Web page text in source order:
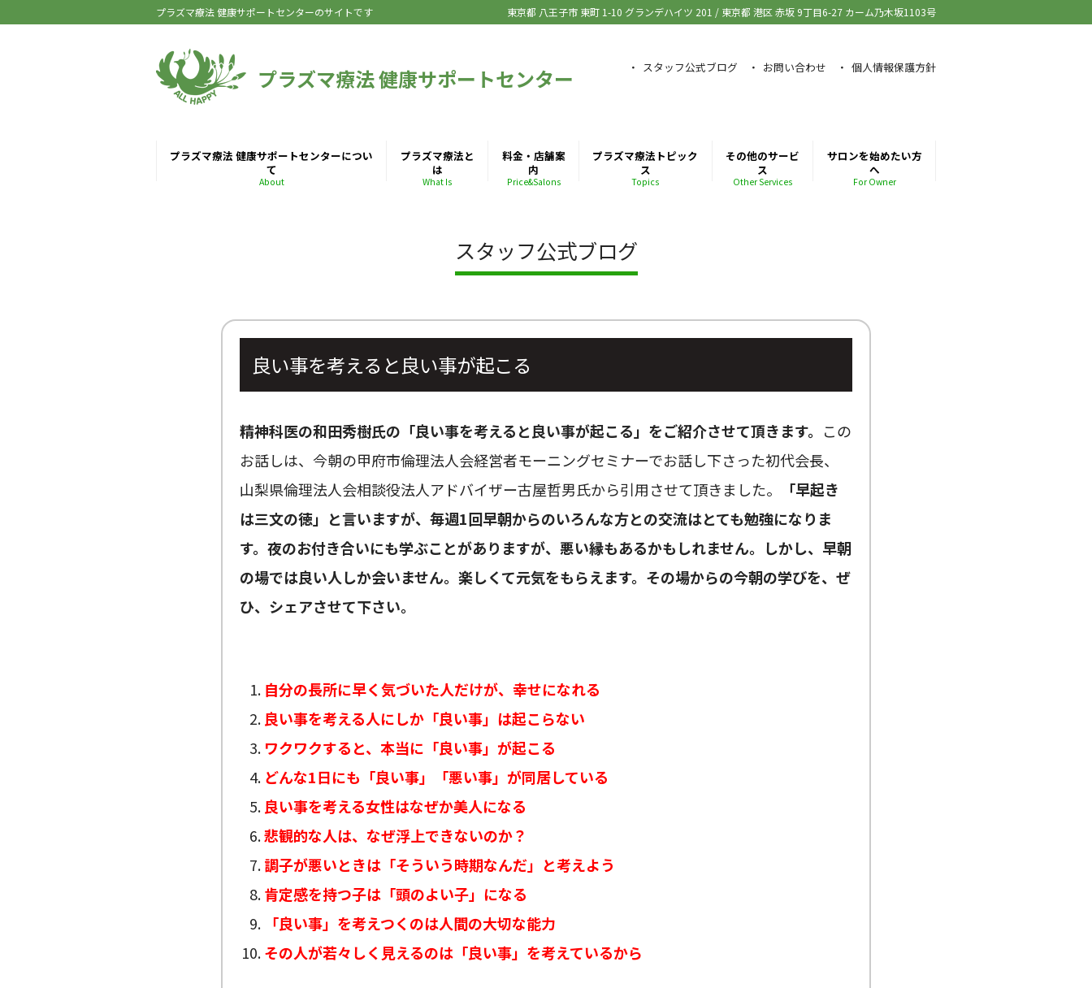
プラズマ療法 健康サポートセンターのサイトです 東京都 八王子市 東町 1-10 グランデハイツ 201 / 東京都 港区 赤坂 9丁目6-27 カーム乃木坂1103号
プラズマ療法 健康サポートセンター スタッフ公式ブログ お問い合わせ 個人情報保護方針
プラズマ療法 健康サポートセンターについ
て
About
プラズマ療法と
は
What Is
料金・店舗案
内
Price&Salons
プラズマ療法トピック
ス
Topics
その他のサービ
ス
Other Services
サロンを始めたい方
へ
For Owner
スタッフ公式ブログ
良い事を考えると良い事が起こる
精神科医の和田秀樹氏の「良い事を考えると良い事が起こる」をご紹介させて頂きます。 この
お話しは、今朝の甲府市倫理法人会経営者モーニングセミナーでお話し下さった初代会長、
山梨県倫理法人会相談役法人アドバイザー古屋哲男氏から引用させて頂きました。
「早起き
は三文の徳」と言いますが、毎週1回早朝からのいろんな方との交流はとても勉強になりま
す。夜のお付き合いにも学ぶことがありますが、悪い縁もあるかもしれません。しかし、早朝
の場では良い人しか会いません。楽しくて元気をもらえます。その場からの今朝の学びを、ぜ
ひ、シェアさせて下さい。
自分の長所に早く気づいた人だけが、幸せになれる
良い事を考える人にしか「良い事」は起こらない
ワクワクすると、本当に「良い事」が起こる
どんな1日にも「良い事」「悪い事」が同居している
良い事を考える女性はなぜか美人になる
悲観的な人は、なぜ浮上できないのか？
調子が悪いときは「そういう時期なんだ」と考えよう
肯定感を持つ子は「頭のよい子」になる
「良い事」を考えつくのは人間の大切な能力
その人が若々しく見えるのは「良い事」を考えているから